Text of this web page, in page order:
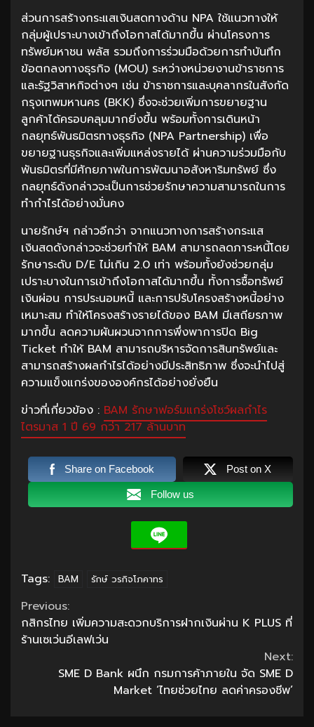
ส่วนการสร้างกระแสเงินสดทางด้าน NPA ใช้แนวทางให้
กลุ่มผู้เปราะบางเข้าถึงโอกาสได้มากขึ้น ผ่านโครงการ
ทรัพย์มหาชน พลัส รวมถึงการร่วมมือด้วยการทำบันทึก
ข้อตกลงทางธุรกิจ (MOU) ระหว่างหน่วยงานข้าราชการ
และรัฐวิสาหกิจต่างๆ เช่น ข้าราชการและบุคลากรในสังกัด
กรุงเทพมหานคร (BKK) ซึ่งจะช่วยเพิ่มการขยายฐาน
ลูกค้าได้ครอบคลุมมากยิ่งขึ้น พร้อมทั้งการเดินหน้า
กลยุทธ์พันธมิตรทางธุรกิจ (NPA Partnership) เพื่อ
ขยายฐานธุรกิจและเพิ่มแหล่งรายได้ ผ่านความร่วมมือกับ
พันธมิตรที่มีศักยภาพในการพัฒนาอสังหาริมทรัพย์ ซึ่ง
กลยุทธ์ดังกล่าวจะเป็นการช่วยรักษาความสามารถในการ
ทำกำไรได้อย่างมั่นคง
นายรักษ์ฯ กล่าวอีกว่า จากแนวทางการสร้างกระแส
เงินสดดังกล่าวจะช่วยทำให้ BAM สามารถลดภาระหนี้โดย
รักษาระดับ D/E ไม่เกิน 2.0 เท่า พร้อมทั้งยังช่วยกลุ่ม
เปราะบางในการเข้าถึงโอกาสได้มากขึ้น ทั้งการซื้อทรัพย์
เงินผ่อน การประนอมหนี้ และการปรับโครงสร้างหนี้อย่าง
เหมาะสม ทำให้โครงสร้างรายได้ของ BAM มีเสถียรภาพ
มากขึ้น ลดความผันผวนจากการพึ่งพาการปิด Big
Ticket ทำให้ BAM สามารถบริหารจัดการสินทรัพย์และ
สามารถสร้างผลกำไรได้อย่างมีประสิทธิภาพ ซึ่งจะนำไปสู่
ความแข็งแกร่งขององค์กรได้อย่างยั่งยืน
ข่าวที่เกี่ยวข้อง : BAM รักษาฟอร์มแกร่งโชว์ผลกำไร
ไตรมาส 1 ปี 69 กว่า 217 ล้านบาท
Share on Facebook Post on X
Follow us
Tags: BAM รักษ์ วรกิจโภคาทร
Continue
Reading
Previous:
กสิกรไทย เพิ่มความสะดวกบริการฝากเงินผ่าน K PLUS ที่
ร้านเซเว่นอีเลฟเว่น
Next:
SME D Bank ผนึก กรมการค้าภายใน จัด SME D
Market ‘ไทยช่วยไทย ลดค่าครองชีพ’